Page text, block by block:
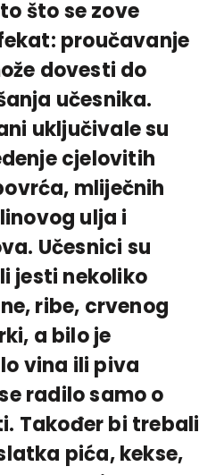
što se zove
proučavanje
dovesti do
učesnika.
uključivale su
cjelovitih
mliječnih
ulja i
Učesnici su
jesti nekoliko
ribe, crvenog
a bilo je
vina ili piva
radilo samo o
Također bi trebali
pića, kekse,